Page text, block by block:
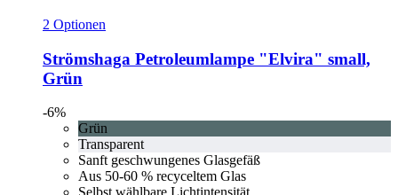
2 Optionen
Strömshaga Petroleumlampe "Elvira" small,
Grün
-6%
Grün
Transparent
Sanft geschwungenes Glasgefäß
Aus 50-60 % recyceltem Glas